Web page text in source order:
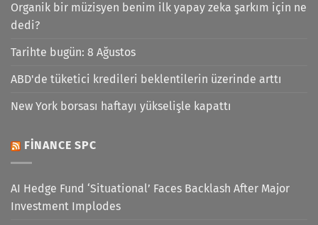
Organik bir müzisyen benim ilk yapay zeka şarkım için ne
dedi?
Tarihte bugün: 8 Ağustos
ABD'de tüketici kredileri beklentilerin üzerinde arttı
New York borsası haftayı yükselişle kapattı
FINANCE SPC
AI Hedge Fund ‘Situational’ Faces Backlash After Major
Investment Implodes